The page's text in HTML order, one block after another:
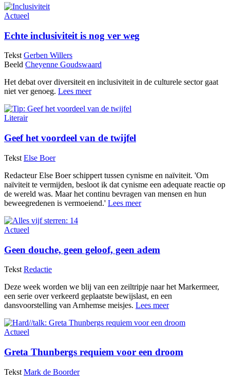
Actueel
Echte inclusiviteit is nog ver weg
Tekst Gerben Willers
Beeld Cheyenne Goudswaard
Het debat over diversiteit en inclusiviteit in de culturele sector gaat
niet ver genoeg. Lees meer
Literair
Geef het voordeel van de twijfel
Tekst Else Boer
Redacteur Else Boer schippert tussen cynisme en naïviteit. 'Om
naïviteit te vermijden, besloot ik dat cynisme een adequate reactie op
de wereld was. Maar het continu bevragen van mensen en hun
beweegredenen is vermoeiend.' Lees meer
Actueel
Geen douche, geen geloof, geen adem
Tekst Redactie
Deze week worden we blij van een zeiltripje naar het Markermeer,
een serie over verkeerd geplaatste bewijslast, en een
dansvoorstelling van Arnhemse meisjes. Lees meer
Actueel
Greta Thunbergs requiem voor een droom
Tekst Mark de Boorder